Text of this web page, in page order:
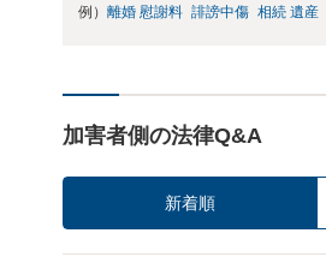
例） 離婚 慰謝料 誹謗中傷 相続 遺産
加害者側の法律Q&A
新着順